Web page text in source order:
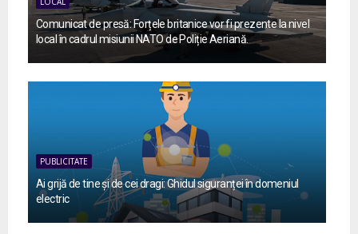
Comunicat de presă: Forțele britanice vor fi prezente la nivel
local în cadrul misiunii NATO de Poliție Aeriană.
PUBLICITATE
Ai grijă de tine și de cei dragi: Ghidul siguranței în domeniul
electric